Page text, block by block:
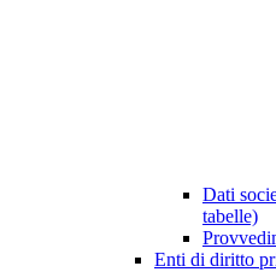
Dati
tabelle)
Enti di diritto